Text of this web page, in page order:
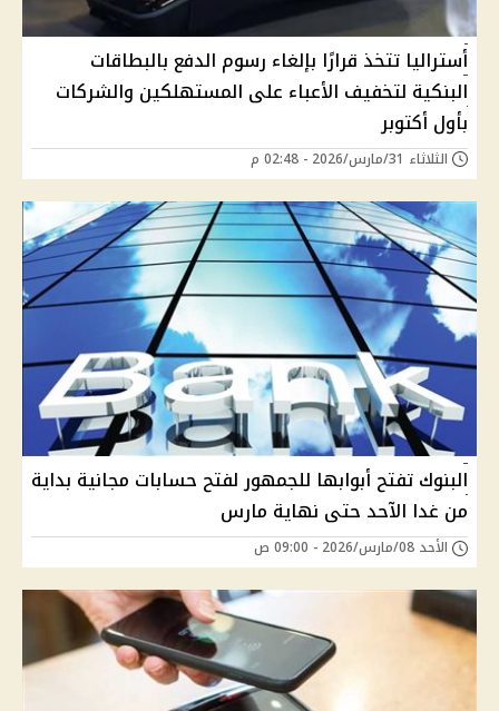
أستراليا تتخذ قرارًا بإلغاء رسوم الدفع بالبطاقات
البنكية لتخفيف الأعباء على المستهلكين والشركات
بأول أكتوبر
الثلاثاء 31/مارس/2026 - 02:48 م
البنوك تفتح أبوابها للجمهور لفتح حسابات مجانية بداية
من غدا الآحد حتى نهاية مارس
الأحد 08/مارس/2026 - 09:00 ص